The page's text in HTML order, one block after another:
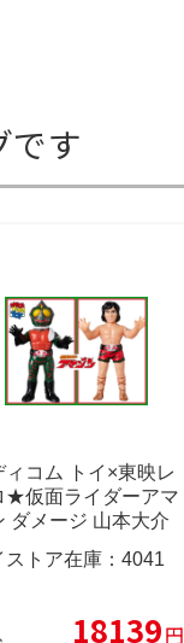
です
ィコム トイ×東映レ
★仮面ライダーアマ
ダメージ 山本大介
ストア在庫： 4041
18139円